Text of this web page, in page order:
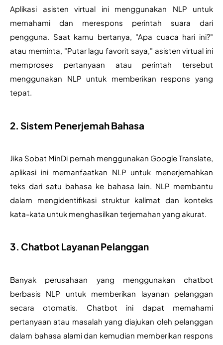
Aplikasi asisten virtual ini menggunakan NLP untuk
memahami dan merespons perintah suara dari
pengguna. Saat kamu bertanya, "Apa cuaca hari ini?"
atau meminta, "Putar lagu favorit saya," asisten virtual ini
memproses pertanyaan atau perintah tersebut
menggunakan NLP untuk memberikan respons yang
tepat.
2. Sistem Penerjemah Bahasa
Jika Sobat MinDi pernah menggunakan Google Translate,
aplikasi ini memanfaatkan NLP untuk menerjemahkan
teks dari satu bahasa ke bahasa lain. NLP membantu
dalam mengidentifikasi struktur kalimat dan konteks
kata-kata untuk menghasilkan terjemahan yang akurat.
3. Chatbot Layanan Pelanggan
Banyak perusahaan yang menggunakan chatbot
berbasis NLP untuk memberikan layanan pelanggan
secara otomatis. Chatbot ini dapat memahami
pertanyaan atau masalah yang diajukan oleh pelanggan
dalam bahasa alami dan kemudian memberikan respons